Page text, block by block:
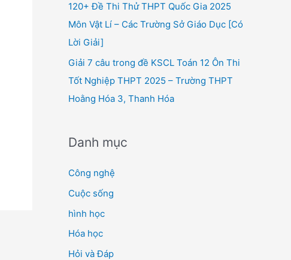
120+ Đề Thi Thử THPT Quốc Gia 2025
Môn Vật Lí – Các Trường Sở Giáo Dục [Có
Lời Giải]
Giải 7 câu trong đề KSCL Toán 12 Ôn Thi
Tốt Nghiệp THPT 2025 – Trường THPT
Hoằng Hóa 3, Thanh Hóa
Danh mục
Công nghệ
Cuộc sống
hình học
Hóa học
Hỏi và Đáp